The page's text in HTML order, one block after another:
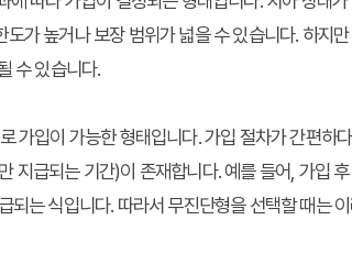
가 높거나 보장 범위가 넓을 수 있습니다. 하지
수 있습니다.
가입이 가능한 형태입니다. 가입 절차가 간편하
지급되는 기간)이 존재합니다. 예를 들어, 가입
는 식입니다. 따라서 무진단형을 선택할 때는